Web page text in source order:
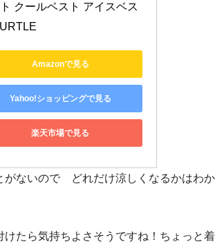
クールベスト アイスベス
Amazonで見る
Yahoo!ショッピングで見る
楽天市場で見る
がないので どれだけ涼しくなるかはわか
けたら気持ちよさそうですね！ちょっと着